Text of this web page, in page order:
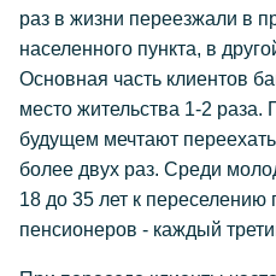
раз в жизни переезжали в
населенного пункта, в
Основная часть клиентов
место жительства 1-2 раза.
будущем мечтают
более двух раз. Среди
18 до 35 лет к переселению
пенсионеров - каждый